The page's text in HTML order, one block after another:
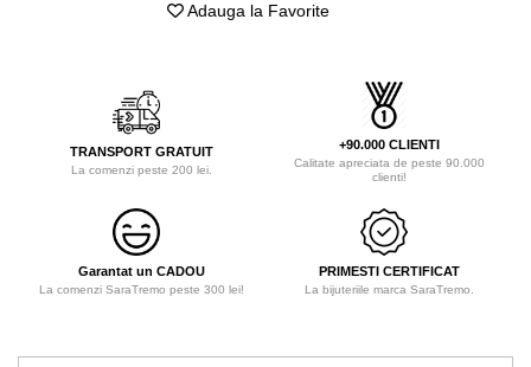
Adauga la Favorite
TRANSPORT GRATUIT
La comenzi peste 200 lei.
+90.000 CLIENTI
Calitate apreciata de peste 90.000
clienti!
Garantat un CADOU
La comenzi SaraTremo peste 300 lei!
PRIMESTI CERTIFICAT
La bijuteriile marca SaraTremo.